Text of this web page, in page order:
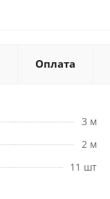
Оплата
3 м
2 м
11 шт